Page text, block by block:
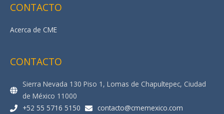
CONTACTO
Acerca de CME
CONTACTO
Sierra Nevada 130 Piso 1, Lomas de Chapultepec, Ciudad
de México 11000
+52 55 5716 5150
contacto@cmemexico.com